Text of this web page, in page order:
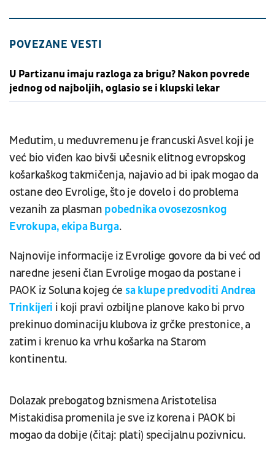
POVEZANE VESTI
U Partizanu imaju razloga za brigu? Nakon povrede
jednog od najboljih, oglasio se i klupski lekar
Međutim, u međuvremenu je francuski Asvel koji je
već bio viđen kao bivši učesnik elitnog evropskog
košarkaškog takmičenja, najavio ad bi ipak mogao da
ostane deo Evrolige, što je dovelo i do problema
vezanih za plasman pobednika ovosezosnkog
Evrokupa, ekipa Burga.
Najnovije informacije iz Evrolige govore da bi već od
naredne jeseni član Evrolige mogao da postane i
PAOK iz Soluna kojeg će sa klupe predvoditi Andrea
Trinkijeri i koji pravi ozbiljne planove kako bi prvo
prekinuo dominaciju klubova iz grčke prestonice, a
zatim i krenuo ka vrhu košarka na Starom
kontinentu.
Dolazak prebogatog bznismena Aristotelisa
Mistakidisa promenila je sve iz korena i PAOK bi
mogao da dobije (čitaj: plati) specijalnu pozivnicu.